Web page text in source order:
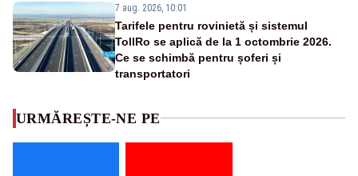
7 aug. 2026, 10:01
Tarifele pentru rovinietă și sistemul
TollRo se aplică de la 1 octombrie 2026.
Ce se schimbă pentru șoferi și
transportatori
URMĂREȘTE-NE PE